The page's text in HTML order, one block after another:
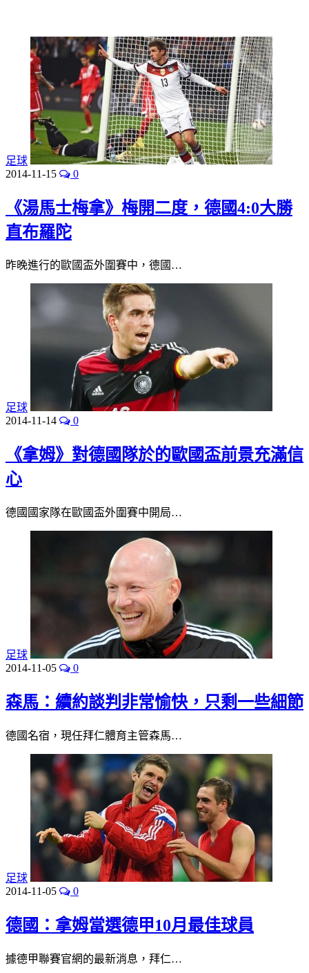
足球
2014-11-15
0
《湯馬士梅拿》梅開二度，德國4:0大勝
直布羅陀
昨晚進行的歐國盃外圍賽中，德國…
足球
2014-11-14
0
《拿姆》對德國隊於的歐國盃前景充滿信
心
德國國家隊在歐國盃外圍賽中開局…
足球
2014-11-05
0
森馬：續約談判非常愉快，只剩一些細節
德國名宿，現任拜仁體育主管森馬…
足球
2014-11-05
0
德國：拿姆當選德甲10月最佳球員
據德甲聯賽官網的最新消息，拜仁…